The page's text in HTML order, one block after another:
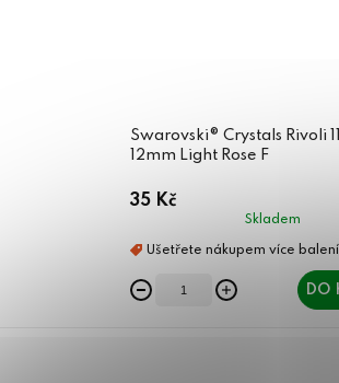
Swarovski® Crystals Rivoli
12mm Light Rose F
35 Kč
Skladem
DO